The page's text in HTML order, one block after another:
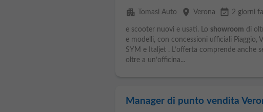
apartment Tomasi Auto place Verona event_available 2 giorni fa
e scooter nuovi e usati. Lo showroom di
e modelli, con concessioni ufficiali Piaggio,
SYM e Italjet . L’offerta comprende anche
oltre a un’officina...
Manager di punto vendita